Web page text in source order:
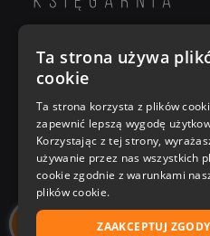
Poniedziałek - Piątek
8:00 - 18:00
[email protected]
Bądź z nami na bieżąco
Ta strona używa
cookie
Ta strona korzysta z plików
zapewnić lepszą wygodę
Korzystając z tej strony,
używanie przez nas wszystkich
cookie zgodnie z warunkami
plików cookie.
ZAAKCEPTUJ ZGODY